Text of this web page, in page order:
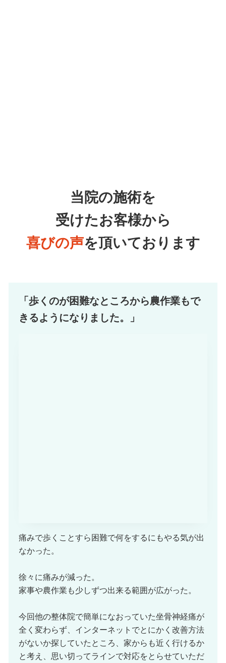
当院の施術を
受けたお客様から
喜びの声を頂いております
「歩くのが困難なところから農作業もで
きるようになりました。」
痛みで歩くことすら困難で何をするにもやる気が出
なかった。
徐々に痛みが減った。
家事や農作業も少しずつ出来る範囲が広がった。
今回他の整体院で簡単になおっていた坐骨神経痛が
全く変わらず、インターネットでとにかく改善方法
がないか探していたところ、家からも近く行けるか
と考え、思い切ってラインで対応をとらせていただ